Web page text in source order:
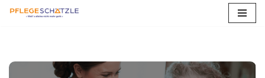
springen